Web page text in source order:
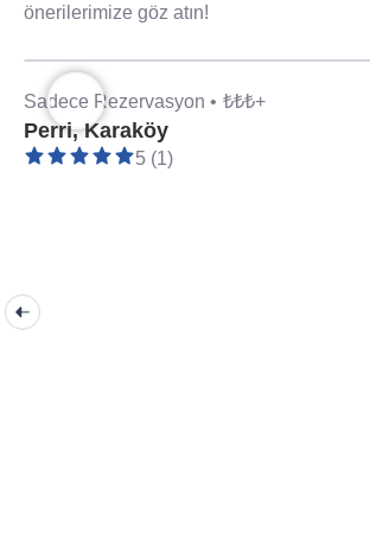
önerilerimize göz atın!
Sadece Rezervasyon • ₺₺₺+
Perri, Karaköy
5 (1)